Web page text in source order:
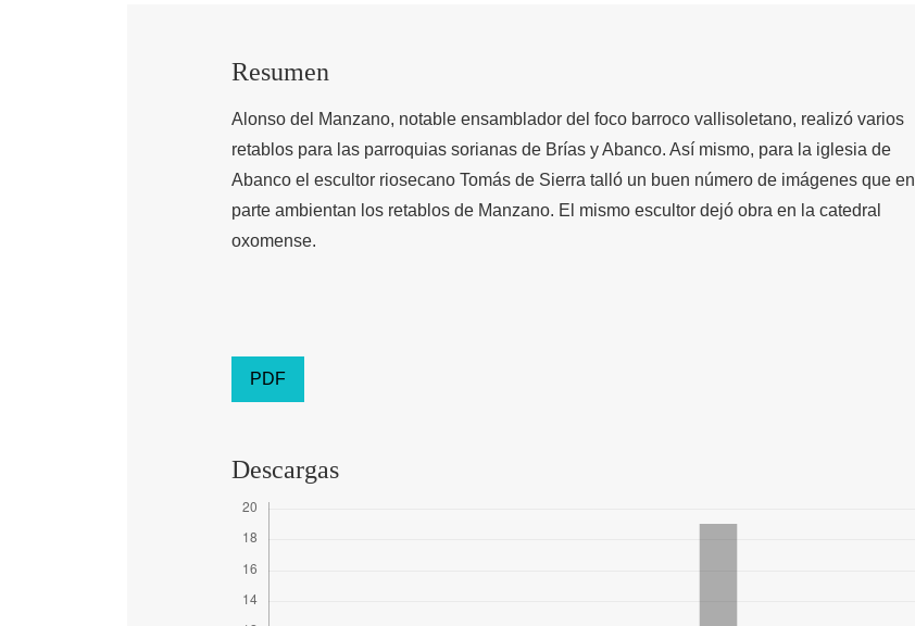
Resumen
Alonso del Manzano, notable ensamblador del foco barroco vallisoletano, realizó varios
retablos para las parroquias sorianas de Brías y Abanco. Así mismo, para la iglesia de
Abanco el escultor riosecano Tomás de Sierra talló un buen número de imágenes que en
parte ambientan los retablos de Manzano. El mismo escultor dejó obra en la catedral
oxomense.
PDF
Descargas